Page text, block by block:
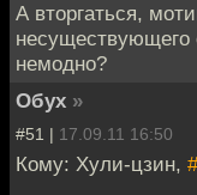
А вторгаться,
несуществующего
немодно?
Обух »
#51 | 17.09.11 16:50
Кому: Хули-цзин,